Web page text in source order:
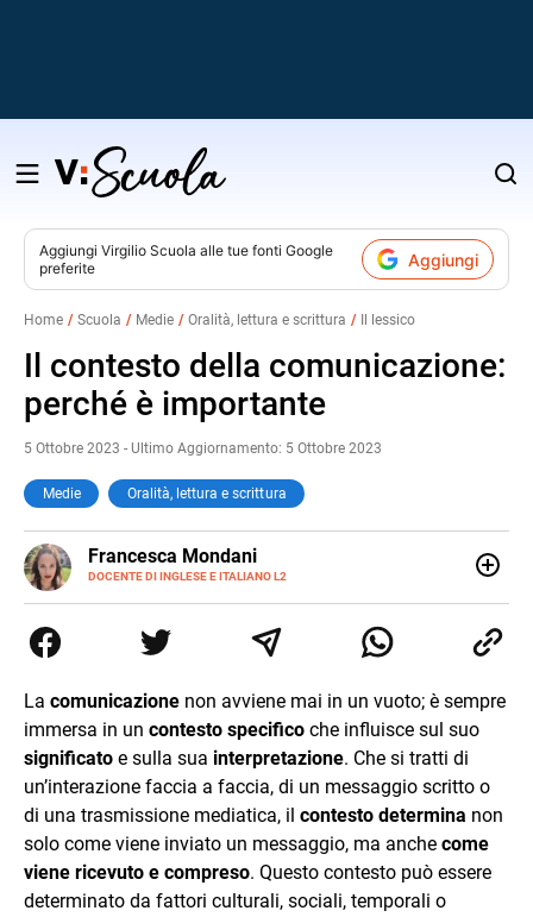
Salta
contenuto
Aggiungi Virgilio Scuola alle tue fonti Google
preferite
Aggiungi
Home Scuola Medie Oralità, lettura e scrittura Il lessico
Il contesto della comunicazione:
perché è importante
5 Ottobre 2023 - Ultimo Aggiornamento: 5 Ottobre 2023
Medie Oralità, lettura e scrittura
Francesca Mondani
DOCENTE DI INGLESE E ITALIANO L2
LINKEDIN
INSTAGRAM
secondaria di secondo grado. Mi occupo inoltre di
traduzioni, SEO Onsite e contenuti per il web. Amo i saggi
della sintesi.
La comunicazione non avviene mai in un vuoto; è sempre
immersa in un contesto specifico che influisce sul suo
significato e sulla sua interpretazione. Che si tratti di
un’interazione faccia a faccia, di un messaggio scritto o
di una trasmissione mediatica, il contesto determina non
solo come viene inviato un messaggio, ma anche come
viene ricevuto e compreso. Questo contesto può essere
determinato da fattori culturali, sociali, temporali o